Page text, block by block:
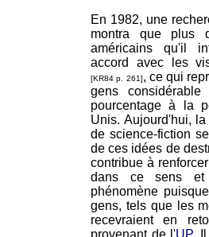
En 1982, une
montra que plus
américains qu'il
accord avec les
[KR84 p. 261], ce qui
gens
pourcentage à la
Unis. Aujourd'hui,
de science-fiction
de ces idées de
contribue à
dans ce sens et
phénomène
gens, tels que les
recevraient en
provenant de l'UP. Il